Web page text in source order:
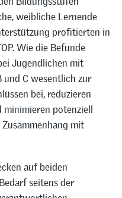
weibliche Lernende
profitierten in
Wie die Befunde
Jugendlichen mit
C wesentlich zur
bei, reduzieren
minimieren potenziell
mit
auf beiden
seitens der